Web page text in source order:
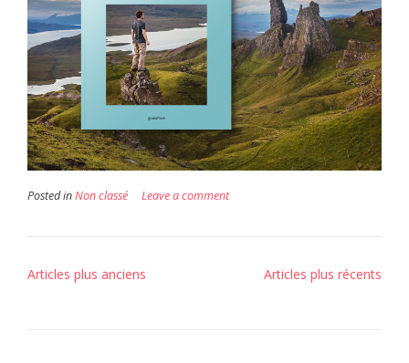
Posted inNon classé Leave a comment
Navigation
Articles plus anciens Articles plus récents